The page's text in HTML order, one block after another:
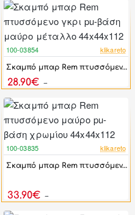
-57%
100-03854 klikareto
Σκαμπό μπαρ Rem πτυσσόμενο γκρι pu-βάση μαύρο μέταλλο 44x44x112
28.90€
-49%
100-03835 klikareto
Σκαμπό μπαρ Rem πτυσσόμενο μαύρο pu-βάση χρωμίου 44x44x112
33.90€